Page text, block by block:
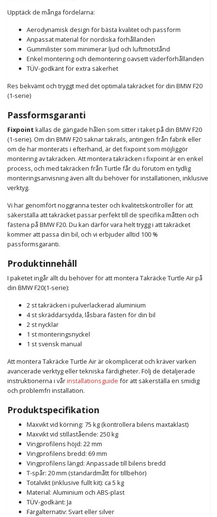
Upptäck de många fördelarna:
Aerodynamisk design för bästa kvalitet och passform
Anpassat material för nordiska förhållanden
Gummilister som minimerar ljud och luftmotstånd
Enkel montering och demontering oavsett väderförhållanden
TÜV-godkänt för extra säkerhet
Res bekvämt och tryggt med det optimala takräcket för din BMW F20
(1-serie)
Passformsgaranti
Fixpoint kallas de gängade hålen som sitter i taket på din BMW F20
(1-serie). Om din BMW F20 saknar takrails, antingen från fabrik eller
om de har monterats i efterhand, är det fixpoint som möjliggör
montering av takräcken. Att montera takräcken i fixpoint är en enkel
process, och med takräcken från Turtle får du förutom en tydlig
monteringsanvisning även allt du behöver för installationen, inklusive
verktyg.
Vi har genomfört noggranna tester och kvalitetskontroller för att
säkerställa att takräcket passar perfekt till de specifika måtten och
fästena på BMW F20. Du kan därför vara helt trygg i att takräcket
kommer att passa din bil, och vi erbjuder alltid 100 %
passformsgaranti.
Produktinnehåll
I paketet ingår allt du behöver för att montera Takräcke Turtle Air på
din BMW F20(1-serie):
2 st takräcken i pulverlackerad aluminium
4 st skräddarsydda, låsbara fästen för din bil
2 st nycklar
1 st monteringsnyckel
1 st svensk manual
Att montera Takräcke Turtle Air är okomplicerat och kräver varken
avancerade verktyg eller tekniska färdigheter. Följ de detaljerade
instruktionerna i vårinstallationsguide för att säkerställa en smidig
och problemfri installation.
Produktspecifikation
Maxvikt vid körning: 75 kg (kontrollera bilens maxtaklast)
Maxvikt vid stillastående: 250 kg
Vingprofilens höjd: 22 mm
Vingprofilens bredd: 69 mm
Vingprofilens längd: Anpassade till bilens bredd
T-spår: 20 mm (standardmått för tillbehör)
Totalvikt (inklusive fullt kit): ca 5 kg
Material: Aluminium och ABS-plast
TÜV-godkänt: Ja
Färgalternativ: Svart eller silver